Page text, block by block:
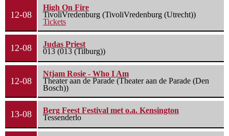
12-08
High On Fire
TivoliVredenburg (TivoliVredenburg (Utrecht))
Tickets
12-08
Judas Priest
013 (013 (Tilburg))
12-08
Ntjam Rosie - Who I Am
Theater aan de Parade (Theater aan de Parade (Den
Bosch))
13-08
Berg Feest Festival met o.a. Kensington
Tessenderlo